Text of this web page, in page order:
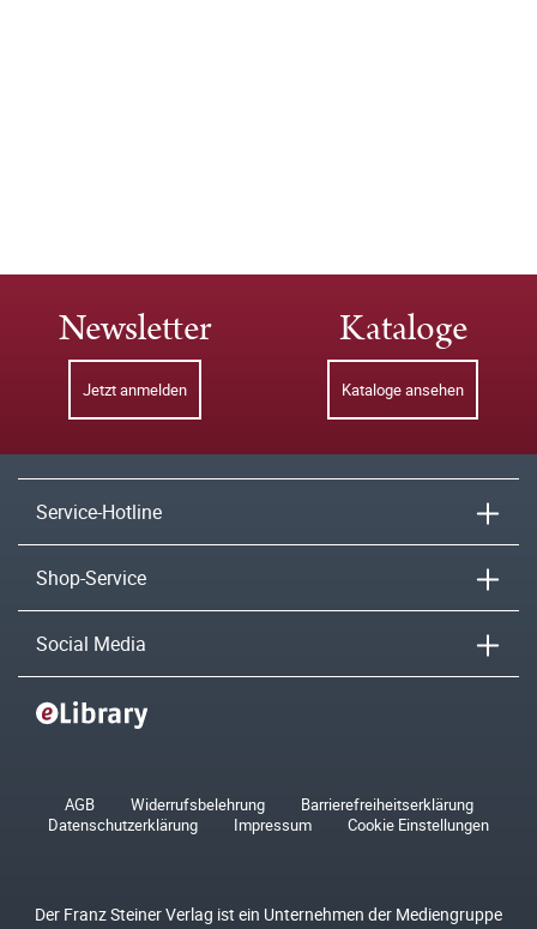
Newsletter
Jetzt anmelden
Kataloge
Kataloge ansehen
Service-Hotline
Shop-Service
Social Media
AGB Widerrufsbelehrung
Barrierefreiheitserklärung
Datenschutzerklärung
Impressum Cookie Einstellungen
Der Franz Steiner Verlag ist ein Unternehmen der Mediengruppe